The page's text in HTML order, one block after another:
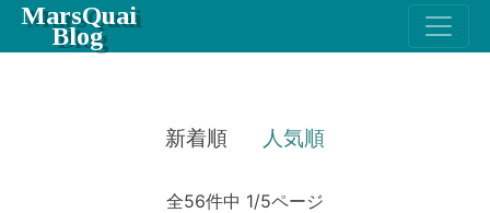
MarsQuai
Blog
新着順 人気順
全56件中 1/5ページ